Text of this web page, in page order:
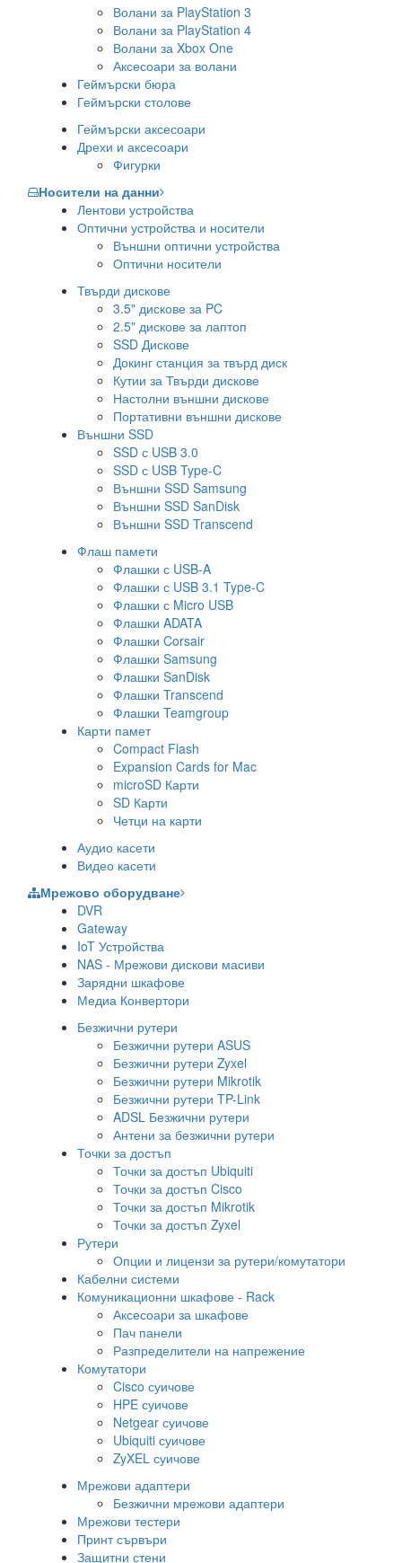
Волани за PlayStation 3
Волани за PlayStation 4
Волани за Xbox One
Аксесоари за волани
Геймърски бюра
Геймърски столове
Геймърски аксесоари
Дрехи и аксесоари
Фигурки
Носители на данни
Лентови устройства
Оптични устройства и носители
Външни оптични устройства
Оптични носители
Твърди дискове
3.5" дискове за PC
2.5" дискове за лаптоп
SSD Дискове
Докинг станция за твърд диск
Кутии за Твърди дискове
Настолни външни дискове
Портативни външни дискове
Външни SSD
SSD с USB 3.0
SSD с USB Type-C
Външни SSD Samsung
Външни SSD SanDisk
Външни SSD Transcend
Флаш памети
Флашки с USB-A
Флашки с USB 3.1 Type-C
Флашки с Micro USB
Флашки ADATA
Флашки Corsair
Флашки Samsung
Флашки SanDisk
Флашки Transcend
Флашки Teamgroup
Карти памет
Compact Flash
Expansion Cards for Mac
microSD Карти
SD Карти
Четци на карти
Аудио касети
Видео касети
Мрежово оборудване
DVR
Gateway
IoT Устройства
NAS - Мрежови дискови масиви
Зарядни шкафове
Медиа Конвертори
Безжични рутери
Безжични рутери ASUS
Безжични рутери Zyxel
Безжични рутери Mikrotik
Безжични рутери TP-Link
ADSL Безжични рутери
Антени за безжични рутери
Точки за достъп
Точки за достъп Ubiquiti
Точки за достъп Cisco
Точки за достъп Mikrotik
Точки за достъп Zyxel
Рутери
Опции и лицензи за рутери/комутатори
Кабелни системи
Комуникационни шкафове - Rack
Аксесоари за шкафове
Пач панели
Разпределители на напрежение
Комутатори
Cisco суичове
HPE суичове
Netgear суичове
Ubiquiti суичове
ZyXEL суичове
Мрежови адаптери
Безжични мрежови адаптери
Мрежови тестери
Принт сървъри
Защитни стени